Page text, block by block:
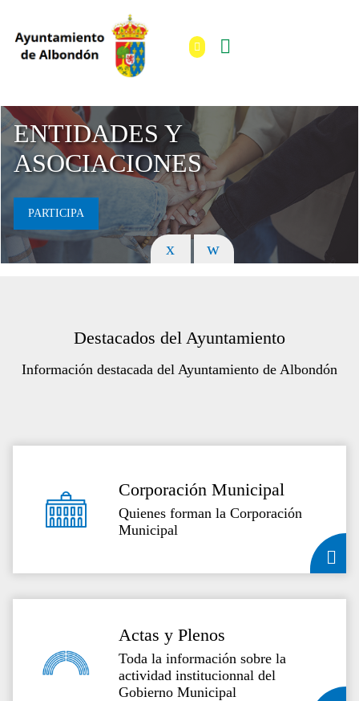
ENTIDADES Y
ASOCIACIONES
PARTICIPA
Destacados del Ayuntamiento
Información destacada del Ayuntamiento de Albondón
Corporación Municipal
Quienes forman la Corporación
Municipal
Actas y Plenos
Toda la información sobre la
actividad institucionnal del
Gobierno Municipal